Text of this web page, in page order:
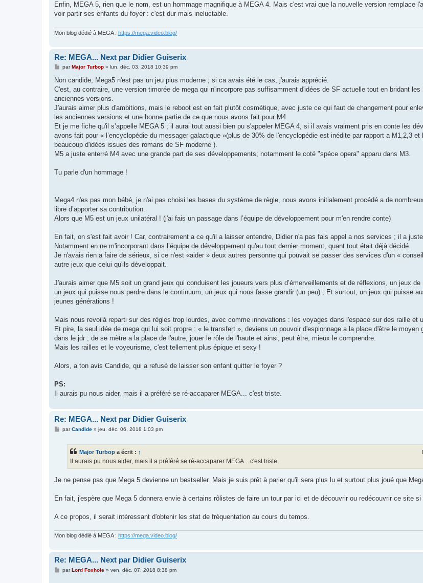
Enfin, MEGA 5, rien que le nom, est un hommage magnifique à MEGA 4. Mais c'est vrai que la nouvelle version remplace
voir partir ses enfants du foyer : c'est dur mais ineluctable.
Mon blog dédié à MEGA : https://mega.video.blog/
Re: MEGA... Next par Didier Guiserix
M
s
a
g
parMajor Turbop» lun. déc. 03, 2018 10:39 pm
Non candide, Mega5 n'est pas un jeu plus moderne ; si ca avais été le cas, j'aurais apprécié.
C'est, au contraire, une version timorée de mega qui n'incorpore pas suffisamment d'idées de SF actuelle tout en bridant les
anciennes versions.
J'aurais aimer plus d'ambitions, mais le reboot est en fait plutôt cosmétique, avec juste ce qui faut de changement pour
les anciennes versions et une bonne partie de ce que nous avons fait pour M4
Et je me fiche qu'il s’appelle MEGA 5 ; il aurai tout aussi bien pu s'appeler MEGA 4, si il avais vraiment pris en conte les
avons fait pour « l’encyclopédie du messager galactique »(plus de 30% de l'encyclopédie est inédite par rapport a M1,2,3
beaucoup d'idées issues des romans de SF moderne ).
M5 a juste enterré M4 avec une grande part de ses développements; notamment le coté "spéce opera" apparu dans M3.
Tu parle d'un hommage !
Mega4 n'es pas mon bébé, je n'ai pas choisi les bases du système de règle, nous avons initialement procédé a de
libre d’apporter sa contribution.
Alors que M5 est un jeux unilatéral ! (j'ai fais un passage dans l’équipe de développement pour m'en rendre conte)
En fait, on s'est fait avoir ! Car, contrairement a ce qu'il a laisser entendre, Didier n'a pas fais appel a nos services ; il a
Notamment en ne m'incorporant dans l’équipe de développement qu'au tout dernier moment, quant tout était déjà décidé.
Je n'avais rien a faire de sérieux, si ce n'est «aider » deux autres personne qui pouvait se passer des services d'un «
autre jeux que celui qu'ils développait.
J'aurais aimer que M5 soit un grand jeux qui conduisent les joueurs vers plus d’émerveillements et de réflexions, un jeux de
un jeux qui puisse nous perdre dans le continuum, un jeux qui nous fasse grandir (un peu) ; Et surtout, un jeux qui puisse
jeunes générations !
Mais nous revoilà reparti sur des règles trop lourdes, avec comme innovations : les voyages dans l'espace sur des raille et
Et pire, la seul idée de mega qui lui soit propre : « le transfert », deviens un pouvoir d'espionnage a la place d'être le moyen
dans le jdr ; de se mètre a la place de l'autre, jouer le rôle de l'haute et ainsi, peut être, mieux le comprendre.
Mais les railles et le voyeurisme, c'est tellement plus épique et sexy !
Alors, a ton avis Candide, qui a refusé de laisser son enfant quitter le foyer ?
PS:
Il aurais pu nous aider, mais il a préféré se ré-accaparer MEGA... c'est triste.
Re: MEGA... Next par Didier Guiserix
MparCandide» jeu. déc. 06, 2018 1:03 pm
Major Turbop a écrit : ↑
Il aurais pu nous aider, mais il a préféré se ré-accaparer MEGA... c'est triste.
Je ne pense pas que Mega 5 devienne un bestseller. Mais je suis prêt à parier qu'il sera plus lu et surtout plus joué que
En fait, j'espère que Mega 5 donnera envie à certains rôlistes de faire un tour par ici et de découvrir ou redécouvrir ce site si
A ce propos, il serait intéressant d'obtenir les stat de fréquentation au cours du temps.
Mon blog dédié à MEGA : https://mega.video.blog/
Re: MEGA... Next par Didier Guiserix
MparLord Foxhole» ven. déc. 07, 2018 8:38 pm